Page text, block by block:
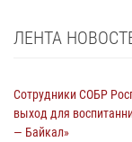
ЛЕНТА
Сотрудники СОБР
выход для
— Байкал»